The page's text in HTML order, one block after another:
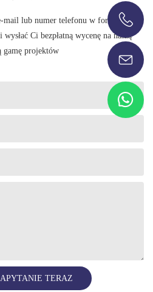
mail lub numer telefonu w formularzu
Ci bezpłatną wycenę na naszą
gamę projektów
TERAZ